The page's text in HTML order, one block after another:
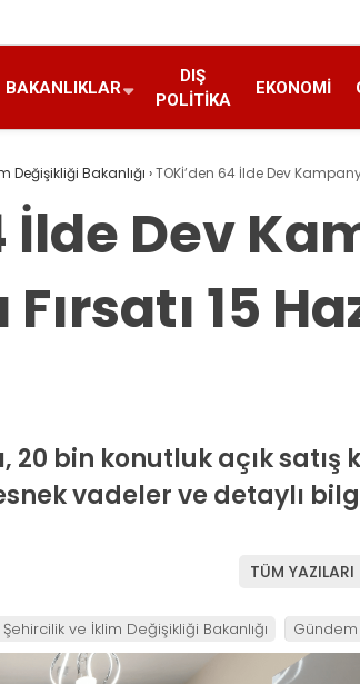
BAKANLIKLAR
DIŞ
POLITIKA
EKONOMI
Değişikliği Bakanlığı ›TOKİ’den 64 İlde Dev
İlde Dev
15
20 bin konutluk açık satış
vadeler ve detaylı
TÜM YAZILARI
ve İklim Değişikliği Bakanlığı Gündem